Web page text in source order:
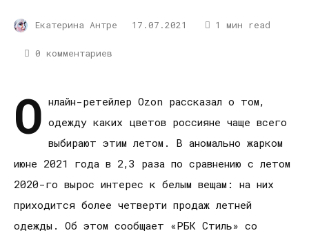
Екатерина Антре 17.07.2021 1 мин read
0 комментариев
О нлайн-ретейлер Ozon рассказал о том,
одежду каких цветов россияне чаще всего
выбирают этим летом. В аномально жарком
июне 2021 года в 2,3 раза по сравнению с летом
2020-го вырос интерес к белым вещам: на них
приходится более четверти продаж летней
одежды. Об этом сообщает «РБК Стиль» со